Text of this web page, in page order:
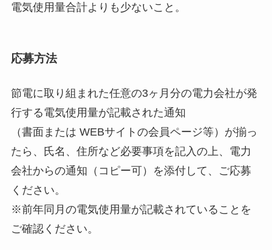
電気使用量合計よりも少ないこと。
応募方法
節電に取り組まれた任意の3ヶ月分の電力会社が発
行する電気使用量が記載された通知
（書面または WEBサイトの会員ページ等）が揃っ
たら、氏名、住所など必要事項を記入の上、電力
会社からの通知（コピー可）を添付して、ご応募
ください。
※前年同月の電気使用量が記載されていることを
ご確認ください。